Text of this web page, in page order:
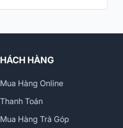
HÀNG
Hàng Online
Toán
Hàng Trả Góp